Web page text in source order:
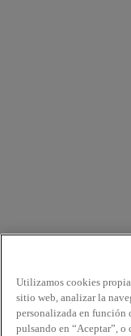
Utilizamos cookies
sitio web, analizar la
personalizada en función
pulsando en “Aceptar”, o